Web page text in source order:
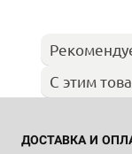
С этим
ДОСТАВКА И